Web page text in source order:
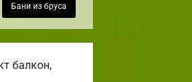
Бани из бруса
балкон,